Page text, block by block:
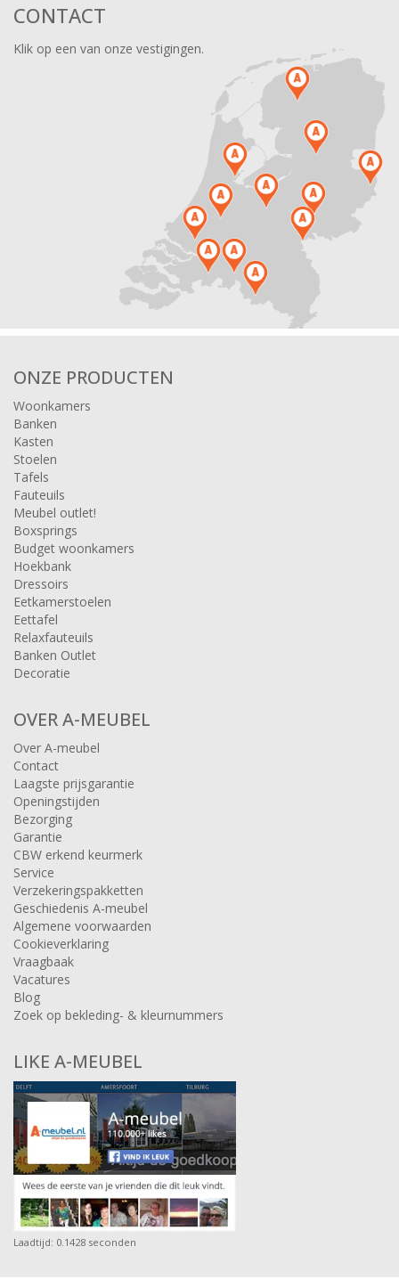
CONTACT
Klik op een van onze vestigingen.
ONZE PRODUCTEN
Woonkamers
Banken
Kasten
Stoelen
Tafels
Fauteuils
Meubel outlet!
Boxsprings
Budget woonkamers
Hoekbank
Dressoirs
Eetkamerstoelen
Eettafel
Relaxfauteuils
Banken Outlet
Decoratie
OVER A-MEUBEL
Over A-meubel
Contact
Laagste prijsgarantie
Openingstijden
Bezorging
Garantie
CBW erkend keurmerk
Service
Verzekeringspakketten
Geschiedenis A-meubel
Algemene voorwaarden
Cookieverklaring
Vraagbaak
Vacatures
Blog
Zoek op bekleding- & kleurnummers
LIKE A-MEUBEL
Laadtijd: 0.1428 seconden